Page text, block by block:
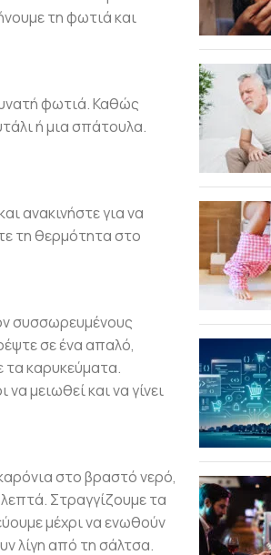
τη φωτιά και
φωτιά. Καθώς
ή μια σπάτουλα.
ανακινήστε για να
τη θερμότητα στο
συσσωρευμένους
σε ένα απαλό,
τα καρυκεύματα.
μειωθεί και να γίνει
στο βραστό νερό,
Στραγγίζουμε τα
μέχρι να ενωθούν
λίγη από τη σάλτσα.